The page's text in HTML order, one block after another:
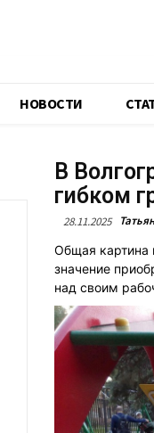
НОВОСТИ
В
гибком
28.11.2025
Общая картина
значение
над своим